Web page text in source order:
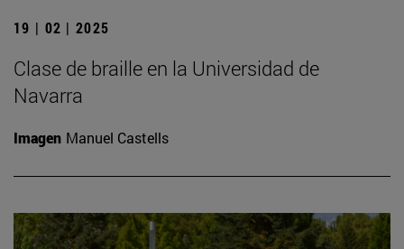
19 | 02 | 2025
Clase de braille en la Universidad de
Navarra
Imagen Manuel Castells